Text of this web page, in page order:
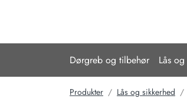
Dørgreb og tilbehør Lås
Produkter Lås og sikkerhed